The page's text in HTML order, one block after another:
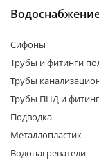
Сифоны
Трубы и фитинги
Трубы
Трубы ПНД и
Подводка
Металлопластик
Водонагреватели